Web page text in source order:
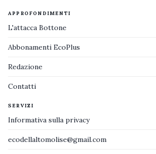
APPROFONDIMENTI
L'attacca Bottone
Abbonamenti EcoPlus
Redazione
Contatti
SERVIZI
Informativa sulla privacy
ecodellaltomolise@gmail.com